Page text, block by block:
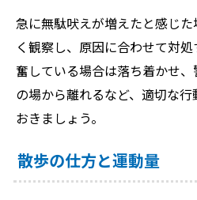
急に無駄吠えが増えたと感じ
く観察し、原因に合わせて対
奮している場合は落ち着かせ
の場から離れるなど、適切な
おきましょう。
散歩の仕方と運動量